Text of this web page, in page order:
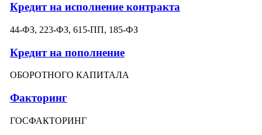
Кредит на исполнение контракта
44-ФЗ, 223-ФЗ, 615-ПП, 185-ФЗ
Кредит на пополнение
ОБОРОТНОГО КАПИТАЛА
Факторинг
ГОСФАКТОРИНГ